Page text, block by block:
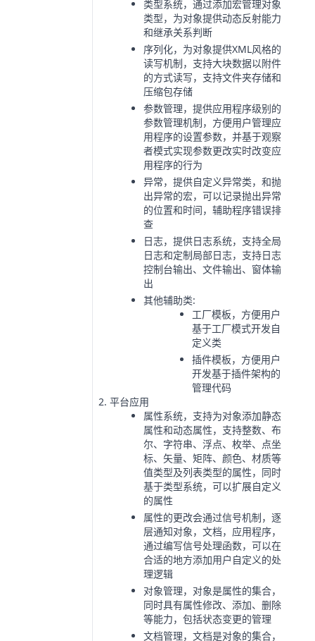
类型系统，通过添加宏管理对象
类型，为对象提供动态反射能力
和继承关系判断
序列化，为对象提供XML风格的
读写机制，支持大块数据以附件
的方式读写，支持文件夹存储和
压缩包存储
参数管理，提供应用程序级别的
参数管理机制，方便用户管理应
用程序的设置参数，并基于观察
者模式实现参数更改实时改变应
用程序的行为
异常，提供自定义异常类，和抛
出异常的宏，可以记录抛出异常
的位置和时间，辅助程序错误排
查
日志，提供日志系统，支持全局
日志和定制局部日志，支持日志
控制台输出、文件输出、窗体输
出
其他辅助类:
工厂模板，方便用户
基于工厂模式开发自
定义类
插件模板，方便用户
开发基于插件架构的
管理代码
平台应用
属性系统，支持为对象添加静态
属性和动态属性，支持整数、布
尔、字符串、浮点、枚举、点坐
标、矢量、矩阵、颜色、材质等
值类型及列表类型的属性，同时
基于类型系统，可以扩展自定义
的属性
属性的更改会通过信号机制，逐
层通知对象，文档，应用程序，
通过编写信号处理函数，可以在
合适的地方添加用户自定义的处
理逻辑
对象管理，对象是属性的集合，
同时具有属性修改、添加、删除
等能力，包括状态变更的管理
文档管理，文档是对象的集合，